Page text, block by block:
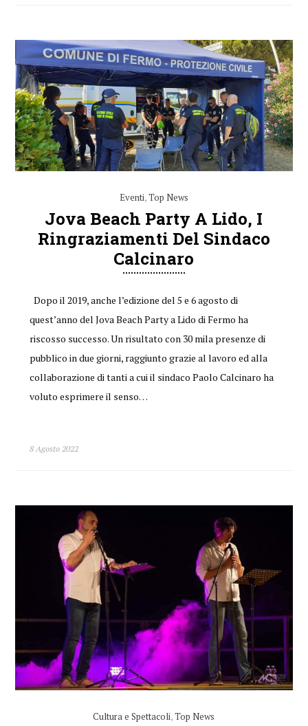
Eventi,Top News
Jova Beach Party A Lido, I
Ringraziamenti Del Sindaco
Calcinaro
Dopo il 2019, anche l’edizione del 5 e 6 agosto di
quest’anno del Jova Beach Party a Lido di Fermo ha
riscosso successo. Un risultato con 30 mila presenze di
pubblico in due giorni, raggiunto grazie al lavoro ed alla
collaborazione di tanti a cui il sindaco Paolo Calcinaro ha
voluto esprimere il senso…
8 Agosto 2022
Cultura e Spettacoli,Top News